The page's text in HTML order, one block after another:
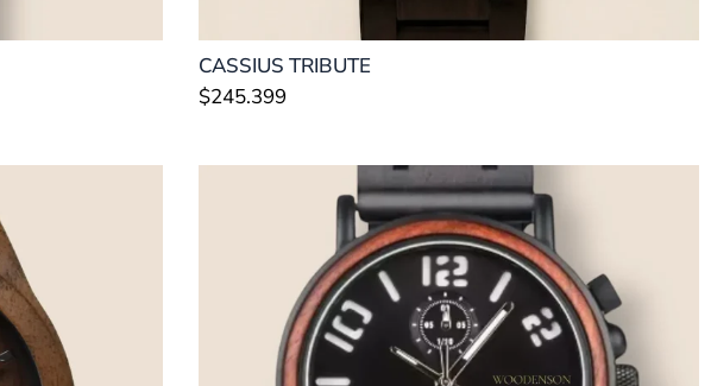
CASSIUS TRIBUTE
$245.399